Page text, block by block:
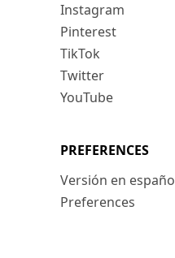
Instagram
Pinterest
TikTok
Twitter
YouTube
PREFERENCES
Versión en
Preferences